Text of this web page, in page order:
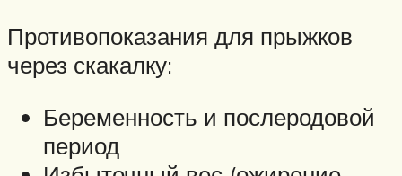
Противопоказания для прыжков
через скакалку:
Беременность и послеродовой
период